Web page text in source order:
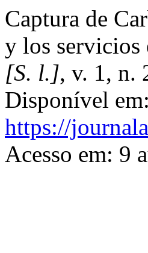
Captura de
y los servicios
[S. l.], v. 1, n.
Disponível em:
https://
Acesso em: 9